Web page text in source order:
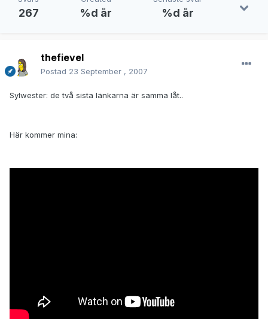
267 %d år %d år
thefievel
Postad 23 September , 2007
Sylwester: de två sista länkarna är samma låt..
Här kommer mina: